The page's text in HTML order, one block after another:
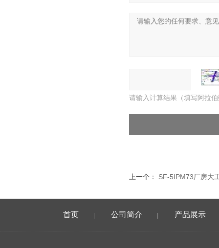
请输入计算结果（填写阿拉
上一个： SF-5IPM73厂房大
首页 公司简介 产品展示